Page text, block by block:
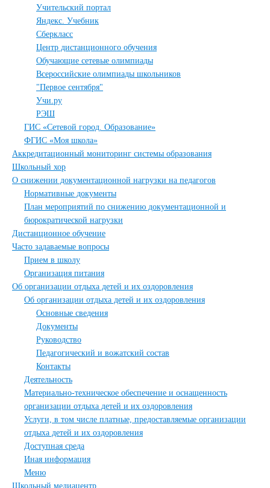
Учительский портал
Яндекс. Учебник
Сберкласс
Центр дистанционного обучения
Обучающие сетевые олимпиады
Всероссийские олимпиады школьников
"Первое сентября"
Учи.ру
РЭШ
ГИС «Сетевой город. Образование»
ФГИС «Моя школа»
Аккредитационный мониторинг системы образования
Школьный хор
О снижении документационной нагрузки на педагогов
Нормативные документы
План мероприятий по снижению документационной и
бюрократической нагрузки
Дистанционное обучение
Часто задаваемые вопросы
Прием в школу
Организация питания
Об организации отдыха детей и их оздоровления
Об организации отдыха детей и их оздоровления
Основные сведения
Документы
Руководство
Педагогический и вожатский состав
Контакты
Деятельность
Материально-техническое обеспечение и оснащенность
организации отдыха детей и их оздоровления
Услуги, в том числе платные, предоставляемые организации
отдыха детей и их оздоровления
Доступная среда
Иная информация
Меню
Школьный медиацентр